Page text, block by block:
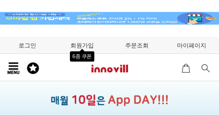
로그인 회원가입
6종 쿠폰
주문조회 마이페이지